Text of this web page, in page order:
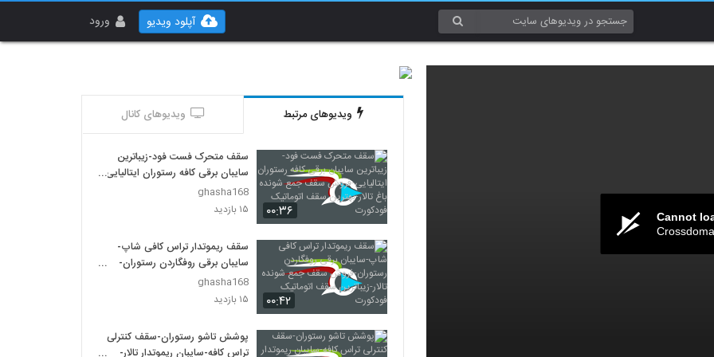
ورود آپلود ویدیو
Cannot
ویدیوهای مرتبط ویدیوهای کانال
۰۰:۳۶
سقف متحرک فست فود-زیباترین
سایبان برقی کافه رستوران ایتالیایی-
فروش سقف جمع شونده باغ تالار-
بهترین سقف اتوماتیک فودکورت
ghasha168
۱۵ بازدید
۰۰:۴۲
سقف ریموتدار تراس کافی شاپ-
سایبان برقی روفگاردن رستوران-
فروش سقف جمع شونده تالار-
زیباترین سقف اتوماتیک فودکورت
ghasha168
۱۵ بازدید
پوشش تاشو رستوران-سقف کنترلی
تراس کافه-سایبان ریموتدار تالار-